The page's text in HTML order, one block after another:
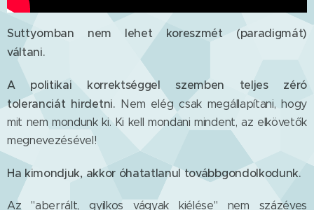
Suttyomban nem lehet koreszmét (paradigmát)
váltani.
A politikai korrektséggel szemben teljes zéró
toleranciát hirdetni. Nem elég csak megállapítani, hogy
mit nem mondunk ki. Ki kell mondani mindent, az elkövetők
megnevezésével!
Ha kimondjuk, akkor óhatatlanul továbbgondolkodunk.
Az "aberrált, gyilkos vágyak kiélése" nem százéves